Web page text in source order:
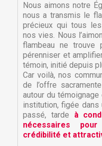
Nous aimons notre
nous a transmis le
précieux qui tous
nos vies. Nous
flambeau ne
pérenniser et
témoin, initié depuis
Car voilà, nos
de l’offre
autour du
institution, figée dans
passé, tarde à
nécessaires
crédibilité et